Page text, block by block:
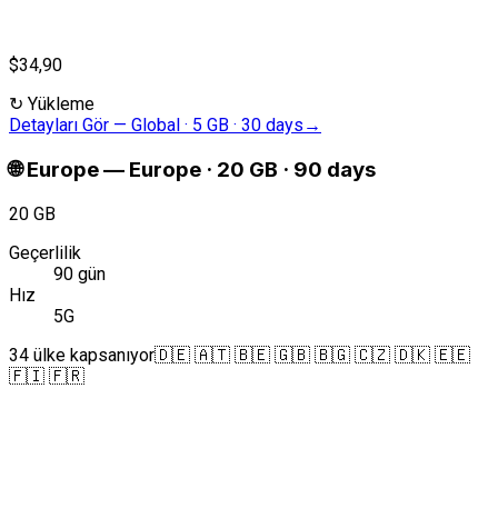
$34,90
↻ Yükleme
Detayları Gör — Global · 5 GB · 30 days →
🌐 Europe— Europe · 20 GB · 90 days
20 GB
Geçerlilik
90 gün
Hız
5G
34 ülke kapsanıyor🇩🇪 🇦🇹 🇧🇪 🇬🇧 🇧🇬 🇨🇿 🇩🇰 🇪🇪
🇫🇮 🇫🇷